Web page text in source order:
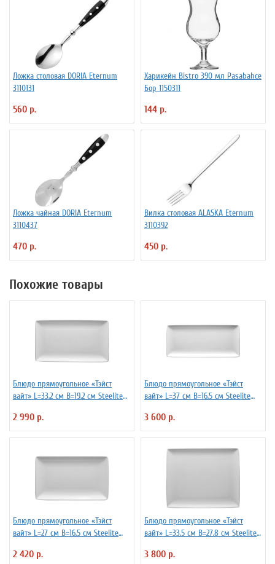
Ложка столовая DORIA Eternum
3110131
560 р.
Харикейн Bistro 390 мл Pasabahce
Бор 1150311
144 р.
Ложка чайная DORIA Eternum
3110437
470 р.
Вилка столовая ALASKA Eternum
3110392
450 р.
Похожие товары
Блюдо прямоугольное «Тэйст
вайт» L=33.2 см B=19.2 см Steelite
2 990 р.
Блюдо прямоугольное «Тэйст
вайт» L=37 см B=16.5 см Steelite
3 600 р.
Блюдо прямоугольное «Тэйст
вайт» L=27 см B=16.5 см Steelite
2 420 р.
Блюдо прямоугольное «Тэйст
вайт» L=33.5 см B=27.8 см Steelite
3 800 р.